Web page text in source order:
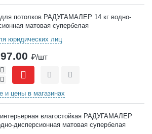
для потолков РАДУГАМАЛЕР 14 кг водно-
матовая супербелая
юридических лиц
₽/шт
-
+
СравнитьОтложить
и цены в магазинах
интерьерная влагостойкая РАДУГАМАЛЕР
дисперсионная матовая супербелая